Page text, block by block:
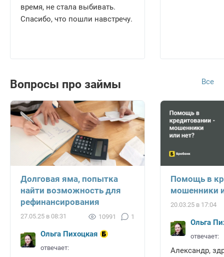
время, не стала выбивать.
Спасибо, что пошли навстречу.
Вопросы про займы Все
Долговая яма, попытка
найти возможность для
рефинансирования
27.05.25 в 08:31 10991 1
Ольга Пихоцкая
отвечает:
Помощь в
мошенники
20.03.25 в 17:04
Ольга
отвечает:
Александр,